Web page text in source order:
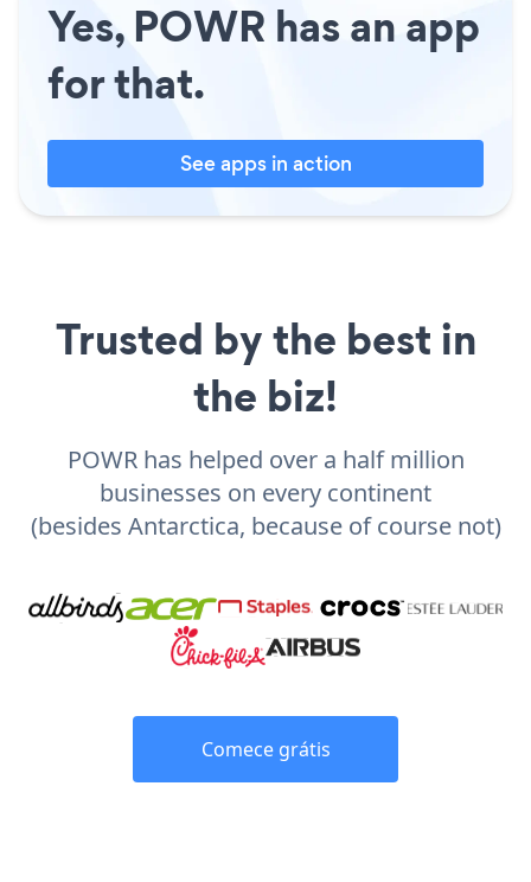
Yes, POWR has an app
for that.
See apps in action
Trusted by the best in
the biz!
POWR has helped over a half million
businesses on every continent
(besides Antarctica, because of course not)
Comece grátis